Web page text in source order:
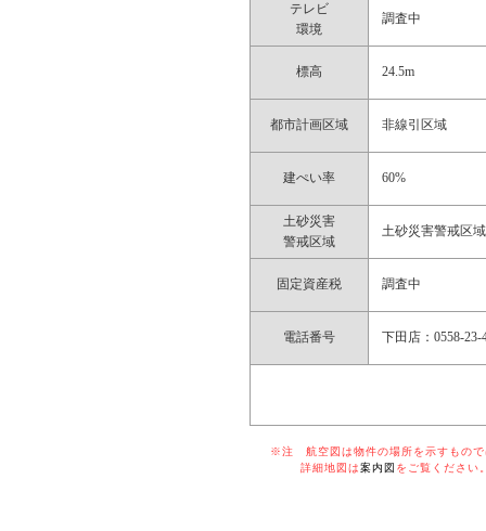
テレビ
環境
調査中
標高 24.5m
都市計画区域 非線引区域
建ぺい率 60%
土砂災害
警戒区域
土砂災害警戒区
固定資産税 調査中
電話番号 下田店：0558-23-
※注 航空図は物件の場所を示すものでは
詳細地図は案内図 をご覧ください